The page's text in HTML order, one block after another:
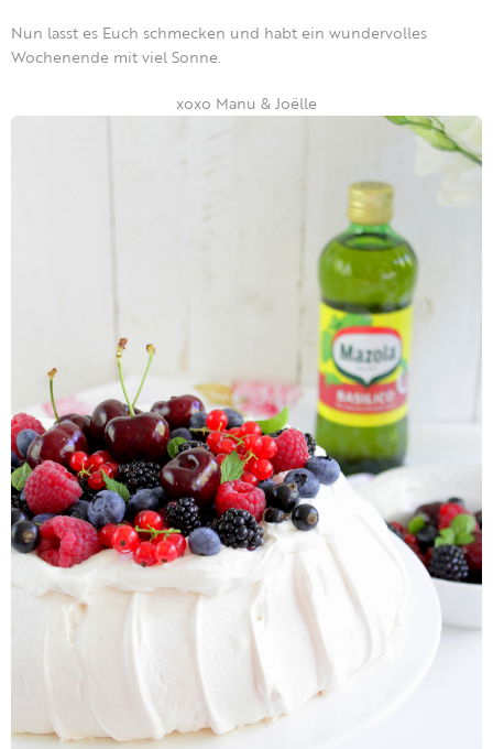
Nun lasst es Euch schmecken und habt ein wundervolles
Wochenende mit viel Sonne.
xoxo Manu & Joëlle